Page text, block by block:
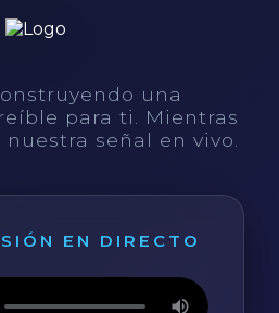
una
para ti. Mientras
señal en vivo.
EN DIRECTO